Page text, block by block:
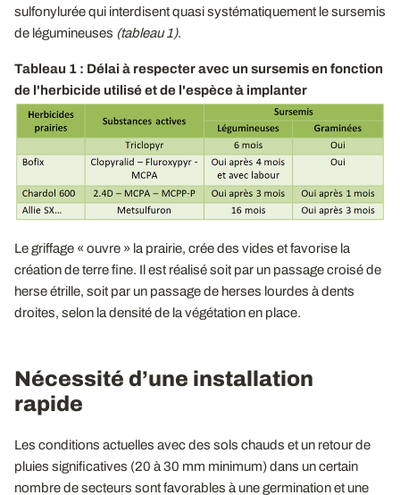
sulfonylurée qui interdisent quasi systématiquement le sursemis
de légumineuses (tableau 1).
Tableau 1 : Délai à respecter avec un sursemis en fonction
de l'herbicide utilisé et de l'espèce à implanter
Le griffage « ouvre » la prairie, crée des vides et favorise la
création de terre fine. Il est réalisé soit par un passage croisé de
herse étrille, soit par un passage de herses lourdes à dents
droites, selon la densité de la végétation en place.
Nécessité d’une installation
rapide
Les conditions actuelles avec des sols chauds et un retour de
pluies significatives (20 à 30 mm minimum) dans un certain
nombre de secteurs sont favorables à une germination et une